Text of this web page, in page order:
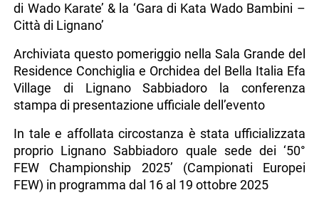
di Wado Karate’ & la ‘Gara di Kata Wado Bambini –
Città di Lignano’
Archiviata questo pomeriggio nella Sala Grande del
Residence Conchiglia e Orchidea del Bella Italia Efa
Village di Lignano Sabbiadoro la conferenza
stampa di presentazione ufficiale dell’evento
In tale e affollata circostanza è stata ufficializzata
proprio Lignano Sabbiadoro quale sede dei ‘50°
FEW Championship 2025’ (Campionati Europei
FEW) in programma dal 16 al 19 ottobre 2025